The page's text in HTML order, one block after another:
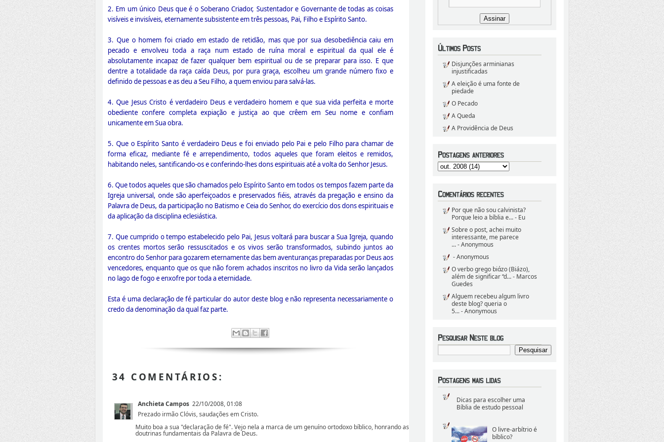
Disjunções arminianas
injustificadas
A eleição é uma fonte de
piedade
O Pecado
A Queda
A Providência de Deus
Por que não sou calvinista?
Porque leio a bíblia e...- Eu
Sobre o post, achei muito
interessante, me parece
...- Anonymous
- Anonymous
O verbo grego biάzo (Biázo),
além de significar “d...- Marcos
Guedes
Alguem recebeu algum livro
deste blog? queria o
5...- Anonymous
Dicas para escolher uma
Bíblia de estudo pessoal
O livre-arbítrio é
bíblico?
2. Em um único Deus que é o Soberano Criador, Sustentador e Governante de todas as coisas
visíveis e invisíveis, eternamente subsistente em três pessoas, Pai, Filho e Espírito Santo.
3. Que o homem foi criado em estado de retidão, mas que por sua desobediência caiu em
pecado e envolveu toda a raça num estado de ruína moral e espiritual da qual ele é
absolutamente incapaz de fazer qualquer bem espiritual ou de se preparar para isso. E que
dentre a totalidade da raça caída Deus, por pura graça, escolheu um grande número fixo e
definido de pessoas e as deu a Seu Filho, a quem enviou para salvá-las.
4. Que Jesus Cristo é verdadeiro Deus e verdadeiro homem e que sua vida perfeita e morte
obediente confere completa expiação e justiça ao que crêem em Seu nome e confiam
unicamente em Sua obra.
5. Que o Espírito Santo é verdadeiro Deus e foi enviado pelo Pai e pelo Filho para chamar de
forma eficaz, mediante fé e arrependimento, todos aqueles que foram eleitos e remidos,
habitando neles, santificando-os e conferindo-lhes dons espirituais até a volta do Senhor Jesus.
6. Que todos aqueles que são chamados pelo Espírito Santo em todos os tempos fazem parte da
Igreja universal, onde são aperfeiçoados e preservados fiéis, através da pregação e ensino da
Palavra de Deus, da participação no Batismo e Ceia do Senhor, do exercício dos dons espirituais e
da aplicação da disciplina eclesiástica.
7. Que cumprido o tempo estabelecido pelo Pai, Jesus voltará para buscar a Sua Igreja, quando
os crentes mortos serão ressuscitados e os vivos serão transformados, subindo juntos ao
encontro do Senhor para gozarem eternamente das bem aventuranças preparadas por Deus aos
vencedores, enquanto que os que não forem achados inscritos no livro da Vida serão lançados
no lago de fogo e enxofre por toda a eternidade.
Esta é uma declaração de fé particular do autor deste blog e não representa necessariamente o
credo da denominação da qual faz parte.
34 COMENTÁRIOS:
Anchieta Campos 22/10/2008, 01:08
Prezado irmão Clóvis, saudações em Cristo.
Muito boa a sua "declaração de fé". Vejo nela a marca de um genuíno ortodoxo bíblico, honrando as
doutrinas fundamentais da Palavra de Deus.